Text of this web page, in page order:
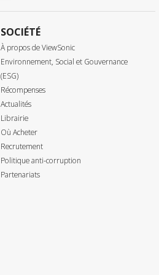
SOCIÉTÉ
À propos de ViewSonic
Environnement, Social et Gouvernance
(ESG)
Récompenses
Actualités
Librairie
Où Acheter
Recrutement
Politique anti-corruption
Partenariats